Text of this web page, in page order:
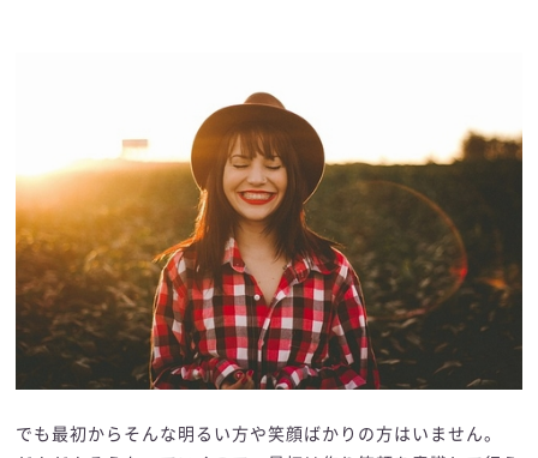
でも最初からそんな明るい方や笑顔ばかりの方はいません。